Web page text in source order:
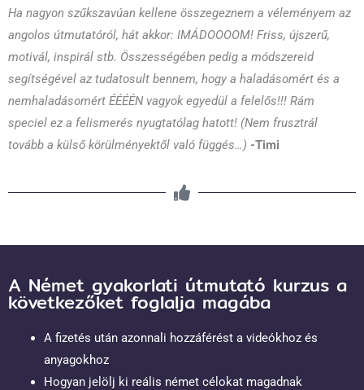
Ha nagyon szűkszavúan kellene összegeznem a véleményem az
angolos útmutatóról, hát akkor: IMÁDOOOOM! Friss, újszerű,
motivál, inspirál stb. Összességében pedig a módszereid
segítségével az tudatosult bennem, hogy a haladásomért és a
nemhaladásomért ÉÉÉÉN vagyok egyedül a felelős!!! Rám
speciel ez a felismerés nyugtatólag hatott! (Nem frusztrál
tovább a külső körülményektől való függés…) -Timi
A Német gyakorlati útmutató kurzus a
következőket foglalja magába
A fizetés után azonnali hozzáférést a videókhoz és
anyagokhoz
Hogyan jelölj ki reális német célokat magadnak